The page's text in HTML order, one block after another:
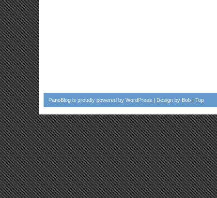
PanoBlog is proudly powered by WordPress | Design by Bob | Top